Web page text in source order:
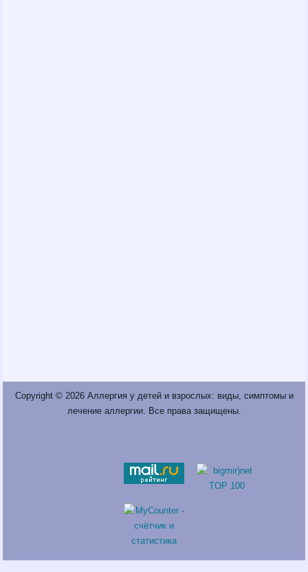
Copyright © 2026 Аллергия у детей и взрослых: виды, симптомы и
лечение аллергии. Все права защищены.